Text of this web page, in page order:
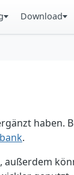
Download
.